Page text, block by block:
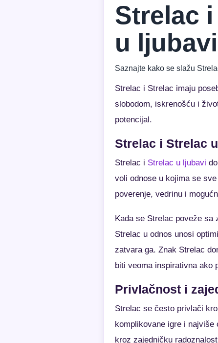
Strelac
u ljubavi
Saznajte kako se slažu
Strelac i Strelac imaju
slobodom, iskrenošću i
potencijal.
Strelac i Strelac
Strelac i Strelac u ljubavi
voli odnose u kojima se
poverenje, vedrinu i
Kada se Strelac poveže sa
Strelac u odnos unosi
zatvara ga. Znak Strelac
biti veoma inspirativna ako
Privlačnost i
Strelac se često privlači
komplikovane igre i
kroz zajedničku